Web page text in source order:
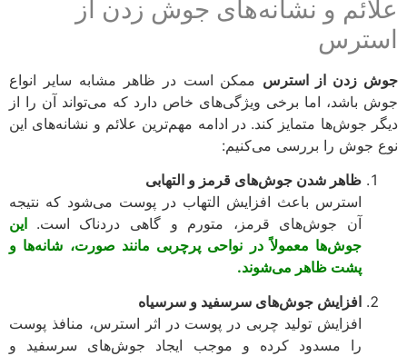
و نشانه‌های جوش زدن از
زدن از استرسممکن است در ظاهر مشابه سایر انواع
باشد، اما برخی ویژگی‌های خاص دارد که می‌تواند آن را از
جوش‌ها متمایز کند. در ادامه مهم‌ترین علائم و نشانه‌های این
جوش را بررسی می‌کنیم:
ظاهر شدن جوش‌های قرمز و التهابی
استرس باعث افزایش التهاب در پوست می‌شود که نتیجه
آن جوش‌های قرمز، متورم و گاهی دردناک است. این
جوش‌ها معمولاً در نواحی پرچربی مانند صورت، شانه‌ها و
پشت ظاهر می‌شوند.
افزایش جوش‌های سرسفید و سرسیاه
افزایش تولید چربی در پوست در اثر استرس، منافذ پوست
را مسدود کرده و موجب ایجاد جوش‌های سرسفید و